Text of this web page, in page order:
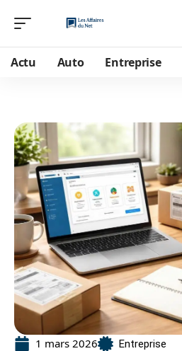
Actu Auto Entreprise
1 mars 2026 Entreprise